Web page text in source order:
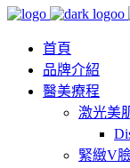
首頁
品牌介紹
醫美療程
激光美
緊緻V